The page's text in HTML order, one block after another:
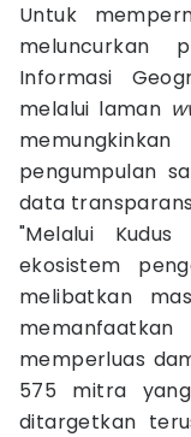
Untuk
meluncurkan
Informasi
melalui laman
pengumpulan
data
"Melalui
ekosistem
melibatkan
memperluas
575 mitra
ditargetkan